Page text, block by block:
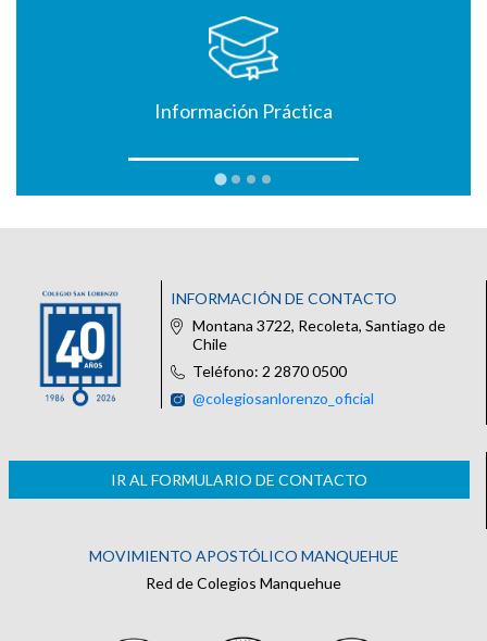
Información Práctica
INFORMACIÓN DE CONTACTO
Montana 3722, Recoleta, Santiago de
Chile
Teléfono: 2 2870 0500
@colegiosanlorenzo_oficial
IR AL FORMULARIO DE CONTACTO
MOVIMIENTO APOSTÓLICO MANQUEHUE
Red de Colegios Manquehue